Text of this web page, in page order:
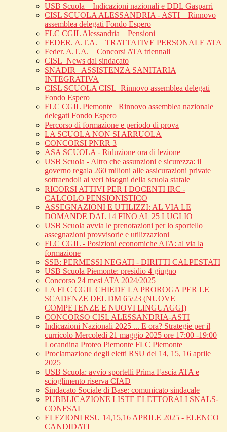
USB Scuola _ Indicazioni nazionali e DDL Gasparri
CISL SCUOLA ALESSANDRIA - ASTI _ Rinnovo
assemblea delegati Fondo Espero
FLC CGIL Alessandria _ Pensioni
FEDER. A.T.A. _ TRATTATIVE PERSONALE ATA
Feder. A.T.A. _ Concorsi ATA triennali
CISL_News dal sindacato
SNADIR_ ASSISTENZA SANITARIA
INTEGRATIVA
CISL SCUOLA CISL_Rinnovo assemblea delegati
Fondo Espero
FLC CGIL Piemonte _Rinnovo assemblea nazionale
delegati Fondo Espero
Percorso di formazione e periodo di prova
LA SCUOLA NON SI ARRUOLA
CONCORSI PNRR 3
ASA SCUOLA - Riduzione ora di lezione
USB Scuola - Altro che assunzioni e sicurezza: il
governo regala 260 milioni alle assicurazioni private
sottraendoli ai veri bisogni della scuola statale
RICORSI ATTIVI PER I DOCENTI IRC -
CALCOLO PENSIONISTICO
ASSEGNAZIONI E UTILIZZI: AL VIA LE
DOMANDE DAL 14 FINO AL 25 LUGLIO
USB Scuola avvia le prenotazioni per lo sportello
assegnazioni provvisorie e utilizzazioni
FLC CGIL - Posizioni economiche ATA: al via la
formazione
SSB: PERMESSI NEGATI - DIRITTI CALPESTATI
USB Scuola Piemonte: presidio 4 giugno
Concorso 24 mesi ATA 2024/2025
LA FLC CGIL CHIEDE LA PROROGA PER LE
SCADENZE DEL DM 65/23 (NUOVE
COMPETENZE E NUOVI LINGUAGGI)
CONCORSO CISL ALESSANDRIA-ASTI
Indicazioni Nazionali 2025 ... E ora? Strategie per il
curricolo Mercoledì 21 maggio 2025 ore 17:00 -19:00
Locandina Proteo Piemonte FLC Piemonte
Proclamazione degli eletti RSU del 14, 15, 16 aprile
2025
USB Scuola: avvio sportelli Prima Fascia ATA e
scioglimento riserva CIAD
Sindacato Sociale di Base: comunicato sindacale
PUBBLICAZIONE LISTE ELETTORALI SNALS-
CONFSAL
ELEZIONI RSU 14,15,16 APRILE 2025 - ELENCO
CANDIDATI